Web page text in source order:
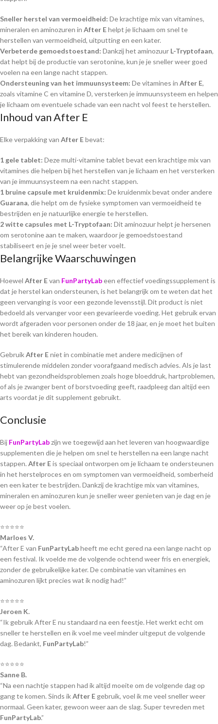
Sneller herstel van vermoeidheid: De krachtige mix van vitamines,
mineralen en aminozuren in After Ehelpt je lichaam om snel te
herstellen van vermoeidheid, uitputting en een kater.
Verbeterde gemoedstoestand: Dankzij het aminozuur L-Tryptofaan,
dat helpt bij de productie van serotonine, kun je je sneller weer goed
voelen na een lange nacht stappen.
Ondersteuning van het immuunsysteem: De vitamines in After E,
zoals vitamine C en vitamine D, versterken je immuunsysteem en helpen
je lichaam om eventuele schade van een nacht vol feest te herstellen.
Inhoud van After E
Elke verpakking van After Ebevat:
1 gele tablet: Deze multi-vitamine tablet bevat een krachtige mix van
vitamines die helpen bij het herstellen van je lichaam en het versterken
van je immuunsysteem na een nacht stappen.
1 bruine capsule met kruidenmix: De kruidenmix bevat onder andere
Guarana, die helpt om de fysieke symptomen van vermoeidheid te
bestrijden en je natuurlijke energie te herstellen.
2 witte capsules met L-Tryptofaan: Dit aminozuur helpt je hersenen
om serotonine aan te maken, waardoor je gemoedstoestand
stabiliseert en je je snel weer beter voelt.
Belangrijke Waarschuwingen
Hoewel After Evan FunPartyLabeen effectief voedingssupplement is
dat je herstel kan ondersteunen, is het belangrijk om te weten dat het
geen vervanging is voor een gezonde levensstijl. Dit product is niet
bedoeld als vervanger voor een gevarieerde voeding. Het gebruik ervan
wordt afgeraden voor personen onder de 18 jaar, en je moet het buiten
het bereik van kinderen houden.
GebruikAfter Eniet in combinatie met andere medicijnen of
stimulerende middelen zonder voorafgaand medisch advies. Als je last
hebt van gezondheidsproblemen zoals hoge bloeddruk, hartproblemen,
of als je zwanger bent of borstvoeding geeft, raadpleeg dan altijd een
arts voordat je dit supplement gebruikt.
Conclusie
Bij FunPartyLabzijn we toegewijd aan het leveren van hoogwaardige
supplementen die je helpen om snel te herstellen na een lange nacht
stappen. After Eis speciaal ontworpen om je lichaam te ondersteunen
in het herstelproces en om symptomen van vermoeidheid, somberheid
en een kater te bestrijden. Dankzij de krachtige mix van vitamines,
mineralen en aminozuren kun je sneller weer genieten van je dag en je
weer op je best voelen.
⭐⭐⭐⭐⭐
Marloes V.
“After E van FunPartyLabheeft me echt gered na een lange nacht op
een festival. Ik voelde me de volgende ochtend weer fris en energiek,
zonder de gebruikelijke kater. De combinatie van vitamines en
aminozuren lijkt precies wat ik nodig had!”
⭐⭐⭐⭐⭐
Jeroen K.
“Ik gebruik After E nu standaard na een feestje. Het werkt echt om
sneller te herstellen en ik voel me veel minder uitgeput de volgende
dag. Bedankt, FunPartyLab!”
⭐⭐⭐⭐⭐
Sanne B.
“Na een nachtje stappen had ik altijd moeite om de volgende dag op
gang te komen. Sinds ikAfter E gebruik, voel ik me veel sneller weer
normaal. Geen kater, gewoon weer aan de slag. Super tevreden met
FunPartyLab.”